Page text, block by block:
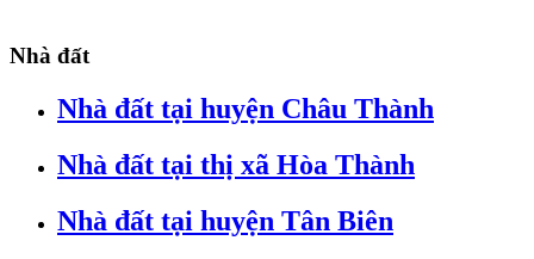
Nhà đất
Nhà đất tại huyện Châu Thành
Nhà đất tại thị xã Hòa Thành
Nhà đất tại huyện Tân Biên